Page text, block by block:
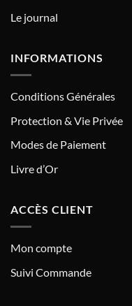
Le journal
INFORMATIONS
Conditions Générales
Protection & Vie Privée
Modes de Paiement
Livre d’Or
ACCÈS CLIENT
Mon compte
Suivi Commande